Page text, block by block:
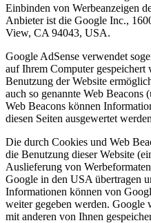
Einbinden von Werbeanzeigen
Anbieter ist die Google Inc.,
View, CA 94043, USA.
Google AdSense verwendet
auf Ihrem Computer gespeichert
Benutzung der Website
auch so genannte Web
Web Beacons können
diesen Seiten ausgewertet
Die durch Cookies und Web
die Benutzung dieser Website
Auslieferung von
Google in den USA übertragen
Informationen können von
weiter gegeben werden.
mit anderen von Ihnen